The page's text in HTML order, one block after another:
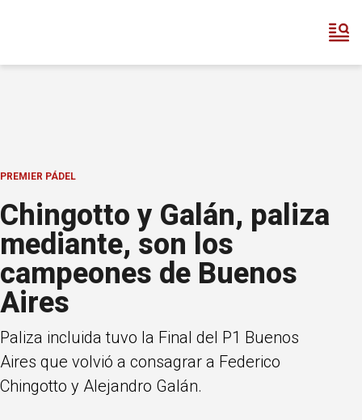
PREMIER PÁDEL
Chingotto y Galán, paliza
mediante, son los
campeones de Buenos
Aires
Paliza incluida tuvo la Final del P1 Buenos
Aires que volvió a consagrar a Federico
Chingotto y Alejandro Galán.